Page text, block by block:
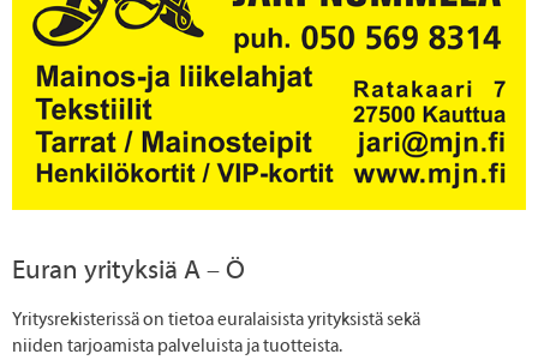
Euran yrityksiä A – Ö
Yritysrekisterissä on tietoa euralaisista yrityksistä sekä
niiden tarjoamista palveluista ja tuotteista.